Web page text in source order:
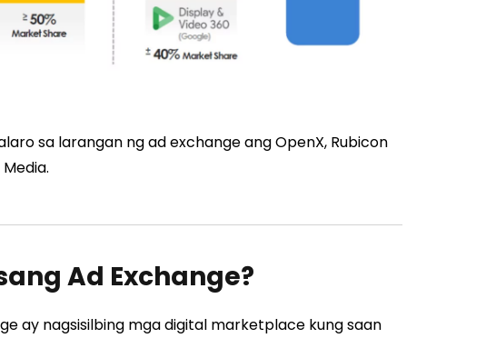
sa larangan ng ad exchange ang OpenX, Rubicon
Ad Exchange?
ay nagsisilbing mga digital marketplace kung saan